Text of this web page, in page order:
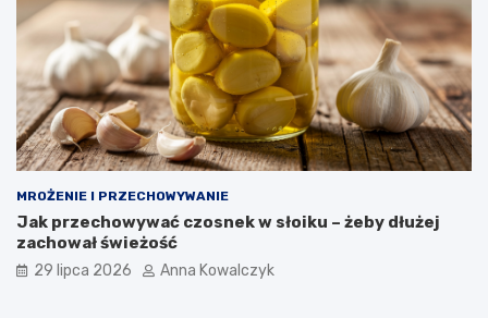
MROŻENIE I PRZECHOWYWANIE
Jak przechowywać czosnek w słoiku – żeby dłużej
zachował świeżość
29 lipca 2026 Anna Kowalczyk